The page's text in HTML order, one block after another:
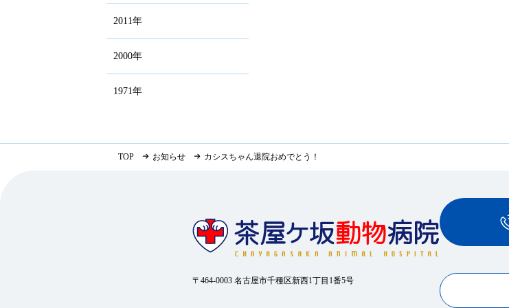
2011年
2000年
1971年
TOP お知らせ カシスちゃん退院おめでとう！
〒464-0003 名古屋市千種区新西1丁目1番5号